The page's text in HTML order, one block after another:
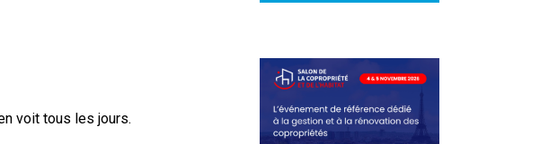
voit tous les jours.